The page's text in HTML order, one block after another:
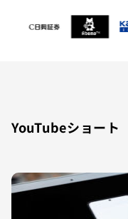
YouTubeショート